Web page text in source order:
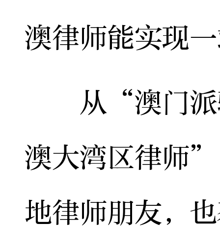
澳律师能实现
从“澳门派
澳大湾区律师
地律师朋友，